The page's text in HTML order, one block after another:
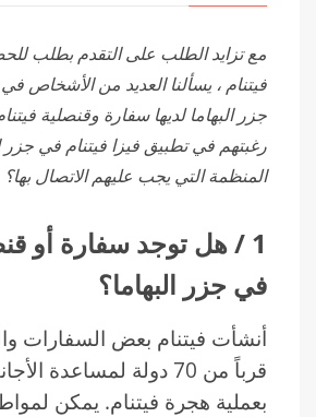
مع تزايد الطلب على التقدم بطلب
فيتنام ، يسألنا العديد من الأشخاص
جزر البهاما لديها سفارة وقنصلية
رغبتهم في تطبيق فيزا فيتنام في جزر
المنظمة التي يجب عليهم الاتصال بها؟
1 / هل توجد سفارة أو
في جزر البهاما؟
أنشأت فيتنام بعض السفارات
قرباً من 70 دولة لمساعدة
بعملية هجرة فيتنام. يمكن